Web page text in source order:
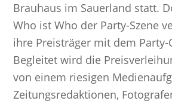
Brauhaus im Sauerland statt.
Who ist Who der Party-Szene
ihre Preisträger mit dem Party-
Begleitet wird die
von einem riesigen
Zeitungsredaktionen,